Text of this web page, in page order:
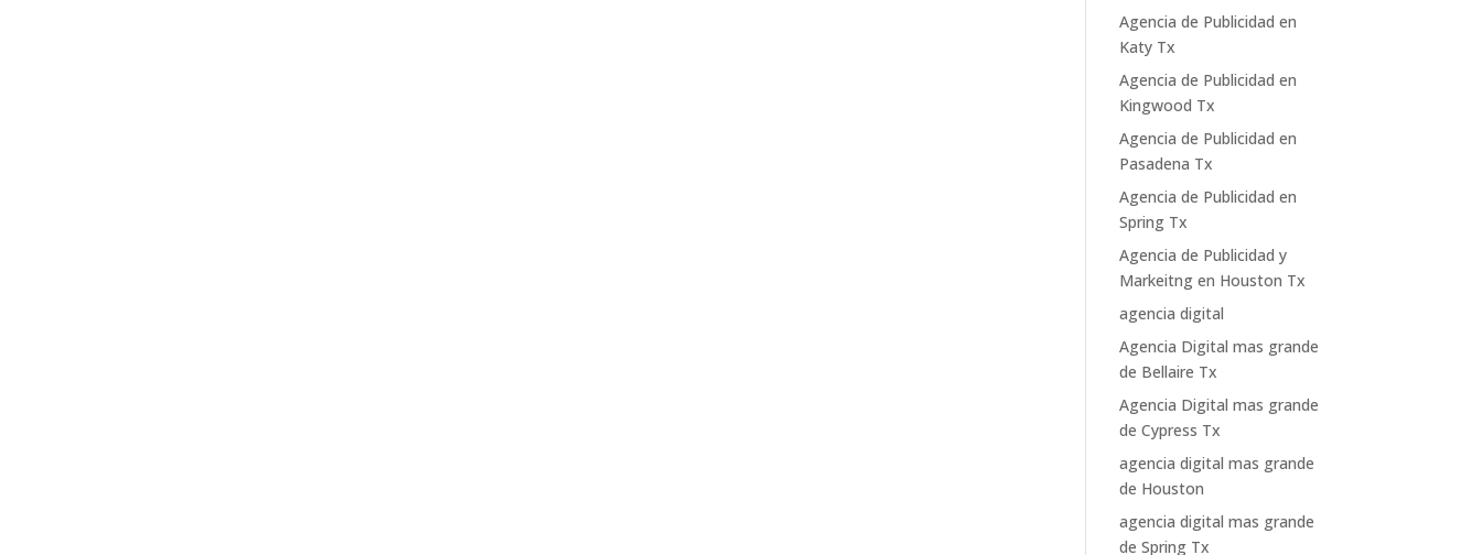
Agencia de Publicidad en
Katy Tx
Agencia de Publicidad en
Kingwood Tx
Agencia de Publicidad en
Pasadena Tx
Agencia de Publicidad en
Spring Tx
Agencia de Publicidad y
Markeitng en Houston Tx
agencia digital
Agencia Digital mas grande
de Bellaire Tx
Agencia Digital mas grande
de Cypress Tx
agencia digital mas grande
de Houston
agencia digital mas grande
de Spring Tx